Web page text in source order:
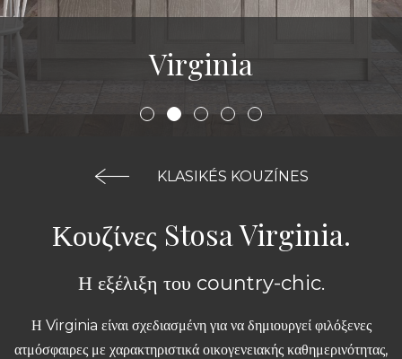
Virginia
KLASIKÉS KOUZÍNES
Κουζίνες Stosa Virginia.
Η εξέλιξη του country-chic.
Η Virginia είναι σχεδιασμένη για να δημιουργεί φιλόξενες
ατμόσφαιρες με χαρακτηριστικά οικογενειακής καθημερινότητας,